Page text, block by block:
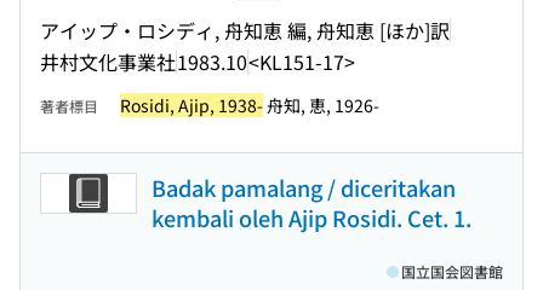
アイップ・ロシディ, 舟知恵 編, 舟知恵 [ほか]訳
井村文化事業社1983.10<KL151-17>
著者標目 Rosidi, Ajip, 1938-舟知, 恵, 1926-
Badak pamalang / diceritakan
kembali oleh Ajip Rosidi. Cet. 1.
国立国会図書館